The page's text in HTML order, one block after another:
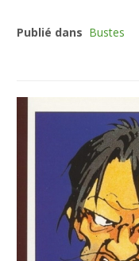
Publié dans Bustes